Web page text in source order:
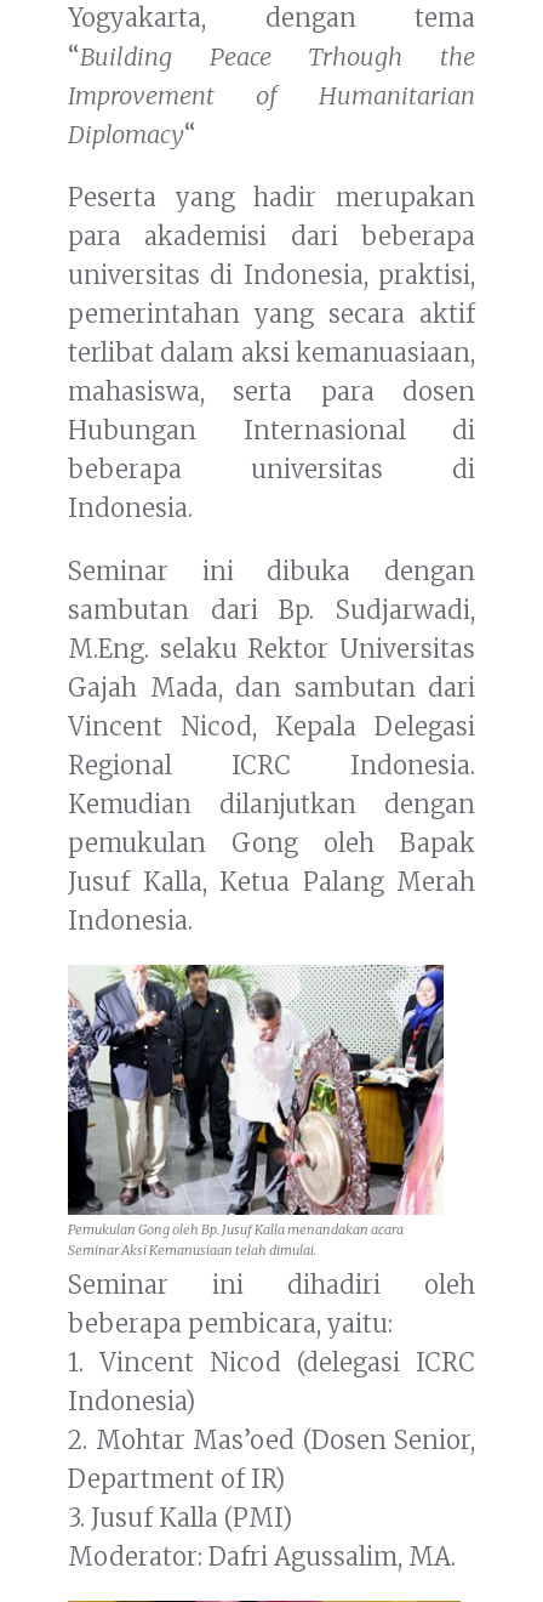
Yogyakarta, dengan tema
“Building Peace Trhough the
Improvement of Humanitarian
Diplomacy“
Peserta yang hadir merupakan
para akademisi dari beberapa
universitas di Indonesia, praktisi,
pemerintahan yang secara aktif
terlibat dalam aksi kemanuasiaan,
mahasiswa, serta para dosen
Hubungan Internasional di
beberapa universitas di
Indonesia.
Seminar ini dibuka dengan
sambutan dari Bp. Sudjarwadi,
M.Eng. selaku Rektor Universitas
Gajah Mada, dan sambutan dari
Vincent Nicod, Kepala Delegasi
Regional ICRC Indonesia.
Kemudian dilanjutkan dengan
pemukulan Gong oleh Bapak
Jusuf Kalla, Ketua Palang Merah
Indonesia.
Pemukulan Gong oleh Bp. Jusuf Kalla menandakan acara
Seminar Aksi Kemanusiaan telah dimulai.
Seminar ini dihadiri oleh
beberapa pembicara, yaitu:
1. Vincent Nicod (delegasi ICRC
Indonesia)
2. Mohtar Mas’oed (Dosen Senior,
Department of IR)
3. Jusuf Kalla (PMI)
Moderator: Dafri Agussalim, MA.